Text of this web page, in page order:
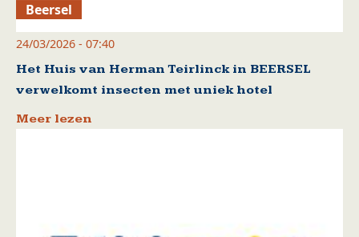
Beersel
24/03/2026 - 07:40
Het Huis van Herman Teirlinck in BEERSEL
verwelkomt insecten met uniek hotel
Meer lezen